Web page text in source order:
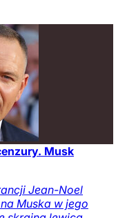
Musk
Jean-Noel
Muska w jego